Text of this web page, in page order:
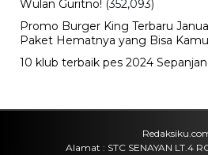
Ruben Onsu Saat Kondisi Kritis, Ini
Kabar Terbarunya
Kamis, 6 Agu 2026 - 15:25 WIB
Sejarah
Link Pendaftaran